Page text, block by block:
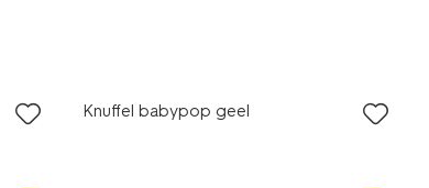
Knuffel babypop geel